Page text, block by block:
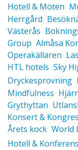
Hotell & Möten
Herrgård
Västerås
Group Almåsa
Operakällaren
HTL hotels Sky
Dryckesprovning
Mindfulness
Grythyttan
Konsert &
Årets kock World
Hotell & Konferens